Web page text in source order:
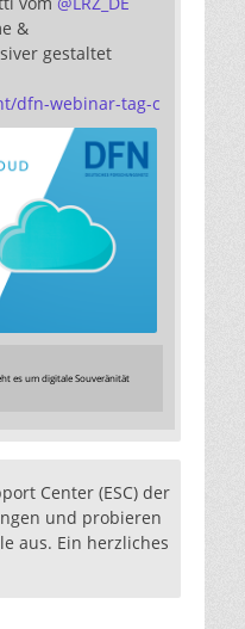
&
gestaltet
dfn-webinar-tag-c
es um digitale Souveränität
Center (ESC) der
und probieren
aus. Ein herzliches